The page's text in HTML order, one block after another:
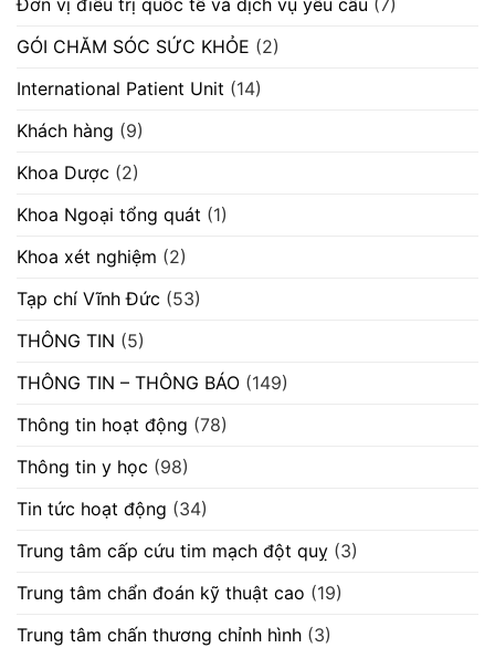
Đơn vị điều trị quốc tế và dịch vụ yêu cầu (7)
GÓI CHĂM SÓC SỨC KHỎE (2)
International Patient Unit (14)
Khách hàng (9)
Khoa Dược (2)
Khoa Ngoại tổng quát (1)
Khoa xét nghiệm (2)
Tạp chí Vĩnh Đức (53)
THÔNG TIN (5)
THÔNG TIN – THÔNG BÁO (149)
Thông tin hoạt động (78)
Thông tin y học (98)
Tin tức hoạt động (34)
Trung tâm cấp cứu tim mạch đột quỵ (3)
Trung tâm chẩn đoán kỹ thuật cao (19)
Trung tâm chấn thương chỉnh hình (3)